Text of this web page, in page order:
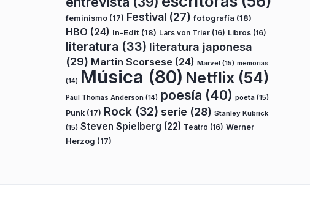
feminismo (17) Festival (27) fotografía (18)
HBO (24) In-Edit (18) Lars von Trier (16) Libros (16)
literatura (33) literatura japonesa
(29) Martin Scorsese (24) Marvel (15) memorias
(14) Música (80) Netflix (54)
Paul Thomas Anderson (14) poesía (40) poeta (15)
Punk (17) Rock (32) serie (28) Stanley Kubrick
(15) Steven Spielberg (22) Teatro (16) Werner
Herzog (17)